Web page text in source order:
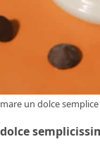
un dolce